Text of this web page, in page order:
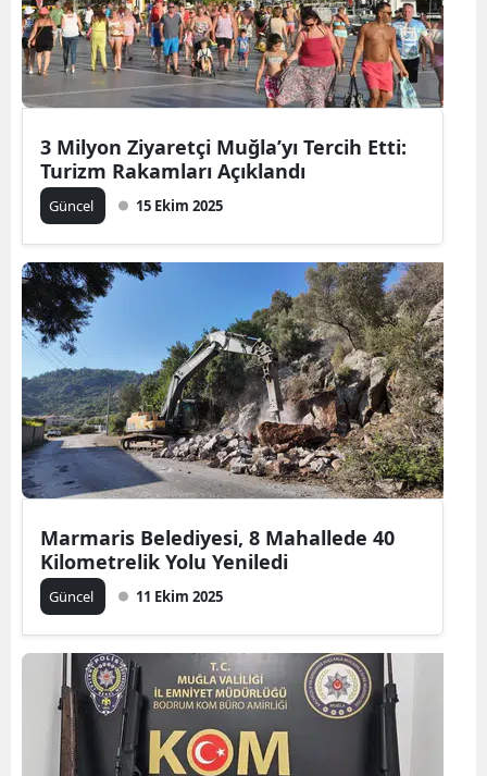
3 Milyon Ziyaretçi Muğla’yı Tercih Etti:
Turizm Rakamları Açıklandı
Güncel 15 Ekim 2025
Marmaris Belediyesi, 8 Mahallede 40
Kilometrelik Yolu Yeniledi
Güncel 11 Ekim 2025